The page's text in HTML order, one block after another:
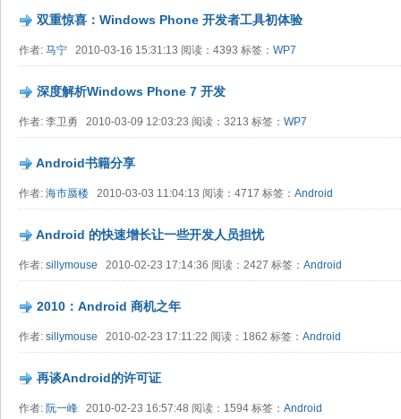
双重惊喜：Windows Phone 开发者工具初体验
作者: 马宁 2010-03-16 15:31:13 阅读：4393 标签： WP7
深度解析Windows Phone 7 开发
作者: 李卫勇 2010-03-09 12:03:23 阅读：3213 标签： WP7
Android书籍分享
作者: 海市蜃楼 2010-03-03 11:04:13 阅读：4717 标签： Android
Android 的快速增长让一些开发人员担忧
作者: sillymouse 2010-02-23 17:14:36 阅读：2427 标签： Android
2010：Android 商机之年
作者: sillymouse 2010-02-23 17:11:22 阅读：1862 标签： Android
再谈Android的许可证
作者: 阮一峰 2010-02-23 16:57:48 阅读：1594 标签： Android